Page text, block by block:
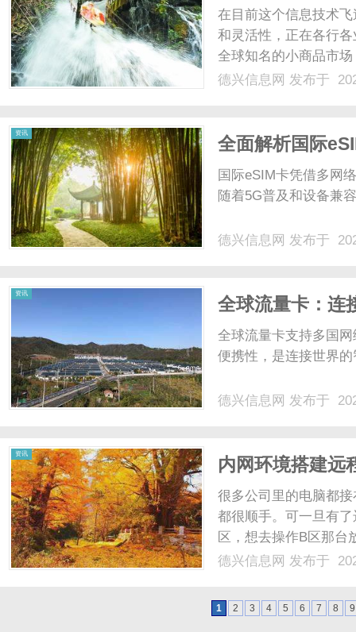
在目前这个信息技术
和灵活性，正在各行
全球知名的小商品市
光服务。那么，如何
德兴信息网 发布于
资讯
全面解析国际
国际eSIM卡凭借多网
随着5G普及和设备兼
德兴信息网 发布于
资讯
全球流量卡：连
全球流量卡支持多国
便携性，是连接世界
德兴信息网 发布于
资讯
内网环境搭建远
程通道
很多公司里的电脑都
都很顺手。可一旦有
区，想去操作B区那台
司内网那台服务器有
德兴信息网 发布于
1 2 3 4 5 6 7 8 9